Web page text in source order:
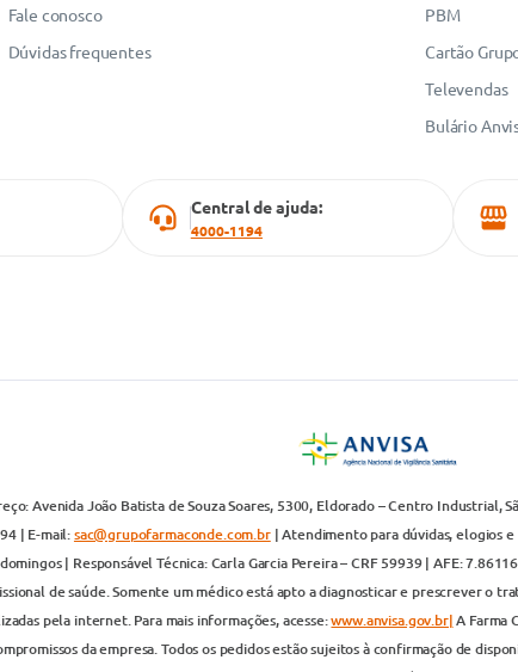
Fale conosco
Dúvidas frequentes
PBM
Cartão
Televendas
Bulário
Central de ajuda:
4000-1194
Avenida João Batista de Souza Soares, 5300, Eldorado – Centro
| E-mail:sac@grupofarmaconde.com.br| Atendimento para dúvidas, elogios e
| Responsável Técnica: Carla Garcia Pereira – CRF 59939 | AFE:
de saúde. Somente um médico está apto a diagnosticar e prescrever o
pela internet. Para mais informações, acesse:www.anvisa.gov.br|A Farma
da empresa. Todos os pedidos estão sujeitos à confirmação de